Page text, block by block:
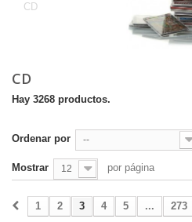
CD
CD
Hay 3268 productos.
Ordenar por --
Mostrar 12 por página
1 2 3 4 5 ... 273